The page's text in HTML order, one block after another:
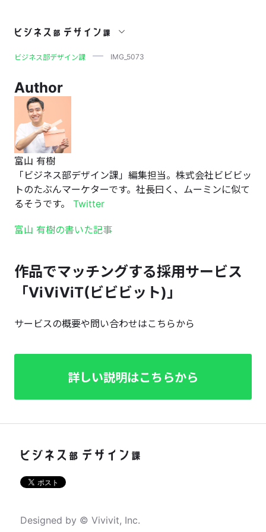
IMG_5073
ビジネス部デザイン課 IMG_5073
Author
富山 有樹
「ビジネス部デザイン課」編集担当。株式会社ビビビッ
トのたぶんマーケターです。社長曰く、ムーミンに似て
るそうです。 Twitter
富山 有樹の書いた記事
作品でマッチングする採用サービス
「ViViViT(ビビビット)」
サービスの概要や問い合わせはこちらから
詳しい説明はこちらから
Designed by © Vivivit, Inc.